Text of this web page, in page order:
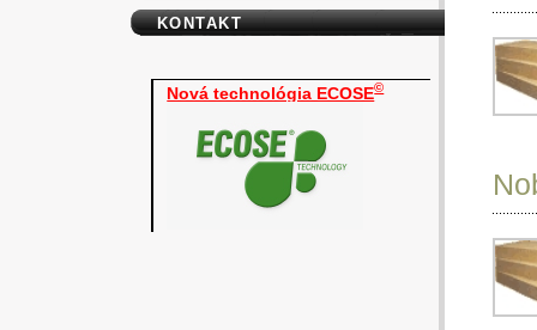
KONTAKT
Nová technológia ECOSE©